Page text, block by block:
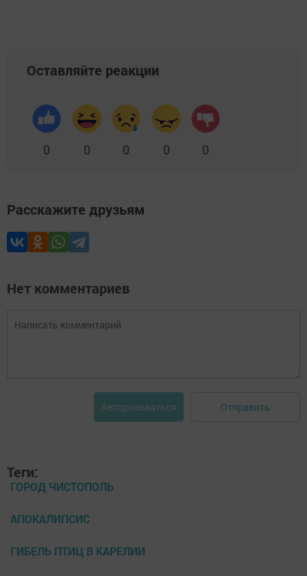
Оставляйте реакции
0 0 0 0 0
Расскажите друзьям
Нет комментариев
Авторизоваться Отправить
Теги:
ГОРОД ЧИСТОПОЛЬ
АПОКАЛИПСИС
ГИБЕЛЬ ПТИЦ В КАРЕЛИИ